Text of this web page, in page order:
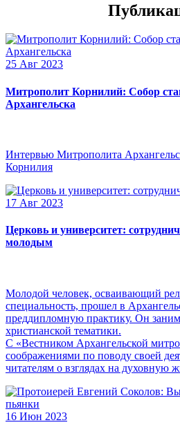
25 Авг 2023
Митрополит Корнилий: Собор
Архангельска
Интервью Митрополита
Корнилия
17 Авг 2023
Церковь и университет:
молодым
Молодой человек, осваивающий
специальность, прошел в
преддипломную практику. Он
христианской тематики.
С «Вестником Архангельской
соображениями по поводу своей
читателям о взглядах на духовную
16 Июн 2023